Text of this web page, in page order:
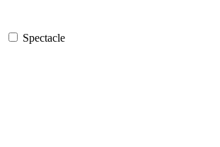
Spectacle